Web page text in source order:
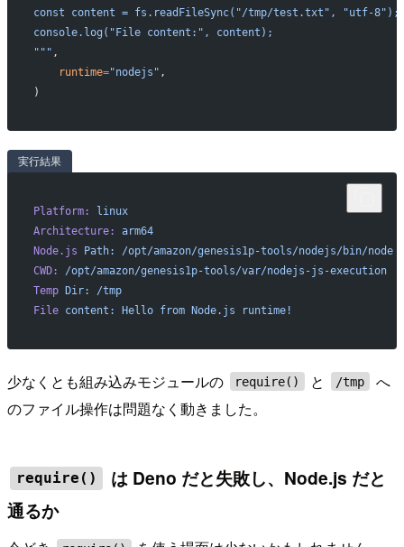
const content = fs.readFileSync("/tmp/test.txt", "utf-8");
console.log("File content:", content);
""" ,
    runtime
="nodejs" ,
)
実行結果
Platform:
linux
Architecture:
arm64
Node.js Path:
/opt/amazon/genesis1p-tools/nodejs/bin/node
CWD:
/opt/amazon/genesis1p-tools/var/nodejs-js-execution
Temp Dir:
/tmp
File content: Hello from Node.js runtime!
少なくとも組み込みモジュールの require() と /tmp
へ
のファイル操作は問題なく動きました。
require()
は Deno だと失敗し、Node.js だと
通るか